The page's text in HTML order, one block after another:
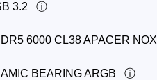
3.2
6000 CL38 APACER NOX
BEARING ARGB